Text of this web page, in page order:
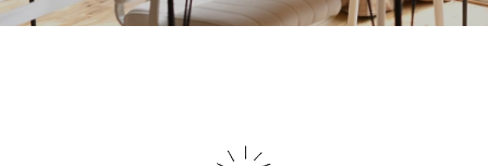
保険の選び方